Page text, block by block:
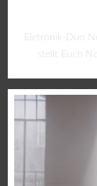
Eletronik-Duo
stellt Euch